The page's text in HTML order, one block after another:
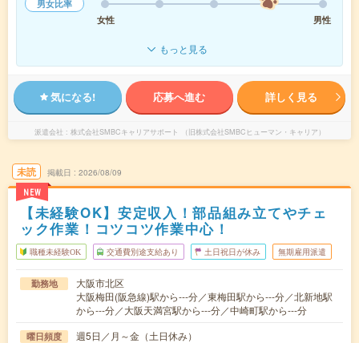
男女比率
女性
男性
もっと見る
気になる! 応募へ進む 詳しく見る
派遣会社 株式会社SMBCキャリアサポート （旧株式会社SMBCヒューマン・キャリア）
未読
NEW
掲載日 2026/08/09
【未経験OK】安定収入！部品組み立てやチェ
ック作業！コツコツ作業中心！
職種未経験OK 交通費別途支給あり 土日祝日が休み 無期雇用派遣
勤務地
大阪市北区
大阪梅田(阪急線)駅から---分／東梅田駅から---分／北新地駅
から---分／大阪天満宮駅から---分／中崎町駅から---分
曜日頻度 週5日／月～金（土日休み）